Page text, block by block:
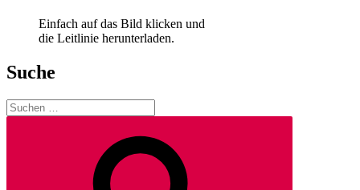
Einfach auf das Bild klicken und
die Leitlinie herunterladen.
Suche
Suchen
nach: